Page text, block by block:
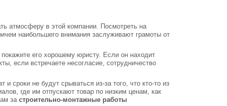
атмосферу в этой компании. Посмотреть на
наибольшего внимания заслуживают грамоты от
его хорошему юристу. Если он находит
если встречаете несогласие, сотрудничество
сроки не будут срываться из-за того, что кто-то из
где им отпускают товар по низким ценам, как
за строительно-монтажные работы